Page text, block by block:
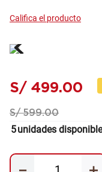
S/ 499.00
S/ 599.00
5unidades